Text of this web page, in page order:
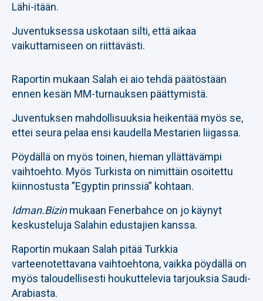
Lähi-itään.
Juventuksessa uskotaan silti, että aikaa
vaikuttamiseen on riittävästi.
Raportin mukaan Salah ei aio tehdä päätöstään
ennen kesän MM-turnauksen päättymistä.
Juventuksen mahdollisuuksia heikentää myös se,
ettei seura pelaa ensi kaudella Mestarien liigassa.
Pöydällä on myös toinen, hieman yllättävämpi
vaihtoehto. Myös Turkista on nimittäin osoitettu
kiinnostusta ”Egyptin prinssiä” kohtaan.
Idman.Bizinmukaan Fenerbahce on jo käynyt
keskusteluja Salahin edustajien kanssa.
Raportin mukaan Salah pitää Turkkia
varteenotettavana vaihtoehtona, vaikka pöydällä on
myös taloudellisesti houkuttelevia tarjouksia Saudi-
Arabiasta.